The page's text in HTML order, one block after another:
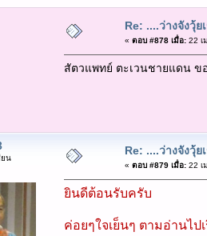
Re: ....ว่างจังวุ้ย
« ตอบ #878 เมื่อ:22 เ
สัตวแพทย์ ตะเวนชายแดน ข
ยน
Re: ....ว่างจังวุ้ย
« ตอบ #879 เมื่อ:22 เ
ยินดีต้อนรับครับ
ค่อยๆใจเย็นๆ ตามอ่านไป